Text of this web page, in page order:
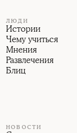
ЛЮДИ
Истории
Чему учиться
Мнения
Развлечения
Блиц
НОВОСТИ